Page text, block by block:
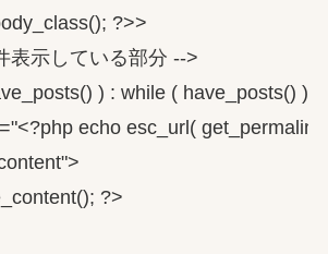
?>>
表示している部分 -->
) : while ( have_posts() ) :
echo esc_url(
?>